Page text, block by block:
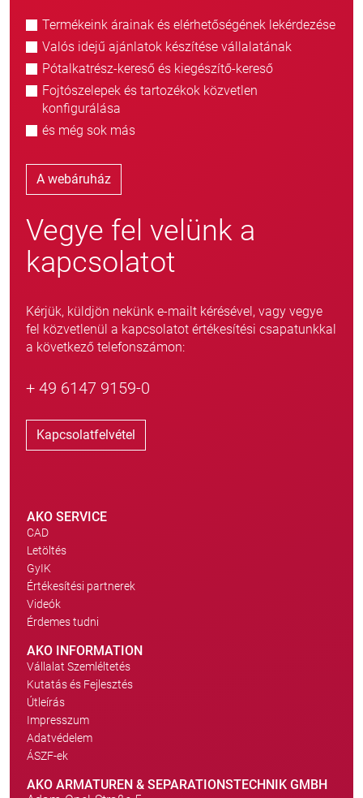
Termékeink árainak és elérhetőségének lekérdezése
Valós idejű ajánlatok készítése vállalatának
Pótalkatrész-kereső és kiegészítő-kereső
Fojtószelepek és tartozékok közvetlen
konfigurálása
és még sok más
A webáruház
Vegye fel velünk a
kapcsolatot
Kérjük, küldjön nekünk e-mailt kérésével, vagy vegye
fel közvetlenül a kapcsolatot értékesítési csapatunkkal
a következő telefonszámon:
+ 49 6147 9159-0
Kapcsolatfelvétel
AKO SERVICE
CAD
Letöltés
GyIK
Értékesítési partnerek
Videók
Érdemes tudni
AKO INFORMATION
Vállalat Szemléltetés
Kutatás és Fejlesztés
Útleírás
Impresszum
Adatvédelem
ÁSZF-ek
AKO ARMATUREN & SEPARATIONSTECHNIK GMBH